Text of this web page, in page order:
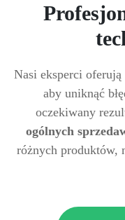
Nasi eksperci oferują
aby uniknąć
oczekiwany
ogólnych
różnych produktów,